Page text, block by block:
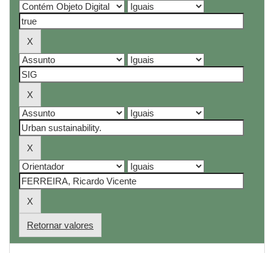
Retornar valores